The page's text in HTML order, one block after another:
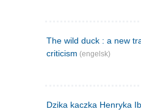
The wild duck : a new
criticism (engelsk)
Dzika kaczka Henryka